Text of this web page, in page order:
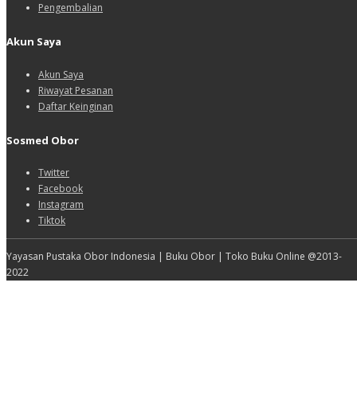
Pengembalian
Akun Saya
Akun Saya
Riwayat Pesanan
Daftar Keinginan
Sosmed Obor
Twitter
Facebook
Instagram
Tiktok
Yayasan Pustaka Obor Indonesia | Buku Obor | Toko Buku Online @2013-
2022